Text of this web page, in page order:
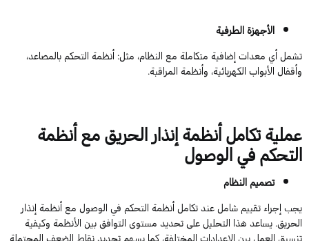
الأجهزة الطرفية
تشمل أي معدات إضافية متكاملة مع النظام، مثل: أنظمة التحكم بالمصاعد،
وأقفال الأبواب الكهربائية، وأنظمة المراقبة.
عملية تكامل أنظمة إنذار الحريق مع أنظمة
التحكم في الوصول
تصميم النظام
يجب إجراء تقييم شامل عند تكامل أنظمة التحكم في الوصول مع أنظمة إنذار
الحريق. يساعد هذا التحليل على تحديد مستوى التوافق بين الأنظمة وكيفية